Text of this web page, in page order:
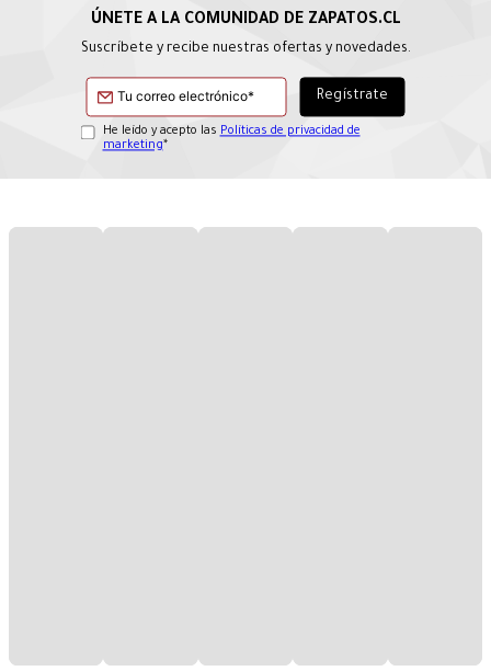
Suscríbete y recibe nuestras ofertas y novedades.
He leído y acepto las Políticas de privacidad de
marketing*